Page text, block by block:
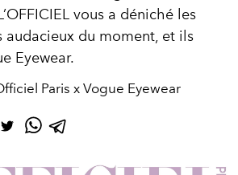
vous a déniché les
audacieux du moment, et ils
Eyewear.
Paris x Vogue Eyewear